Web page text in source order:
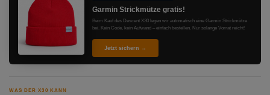
Garmin Strickmütze gratis!
Beim Kauf des Descent X30 legen wir automatisch eine Garmin Strickmütze
bei. Kein Code, kein Aufwand – einfach bestellen. Nur solange Vorrat reicht!
Jetzt sichern →
WAS DER X30 KANN